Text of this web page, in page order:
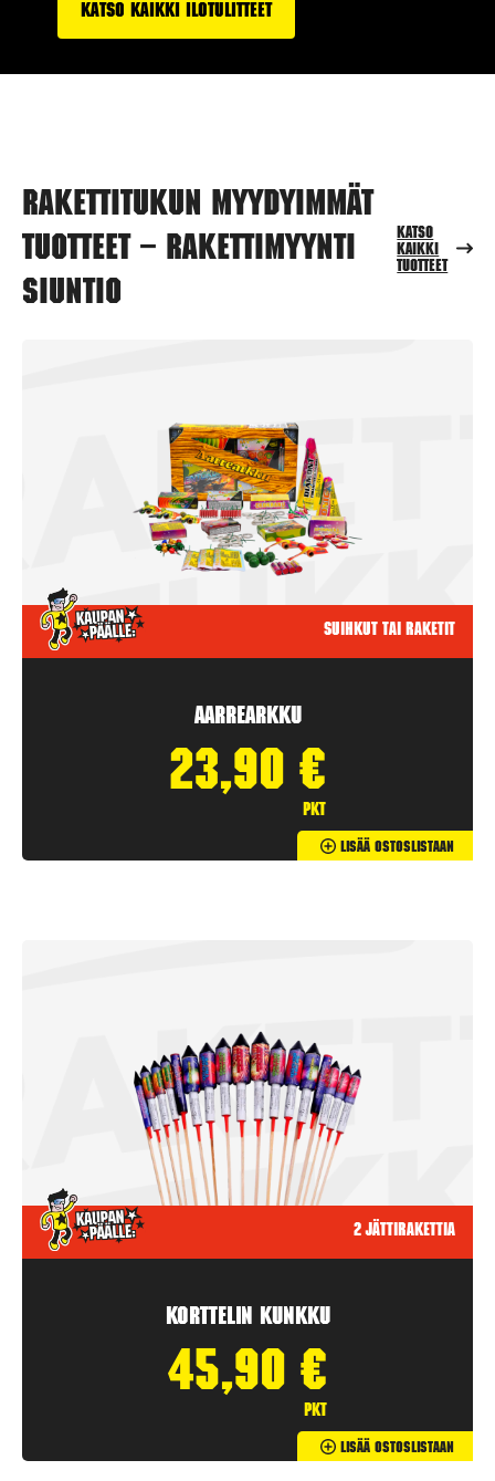
Katso kaikki ilotulitteet
Rakettitukun myydyimmät
tuotteet – Rakettimyynti
Siuntio
Katso
kaikki
tuotteet
Suihkut tai raketit
Aarrearkku
23,90 €
pkt
Lisää Ostoslistaan
2 jättirakettia
Korttelin kunkku
45,90 €
pkt
Lisää Ostoslistaan